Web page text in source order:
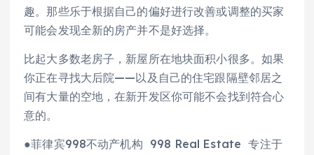
趣。那些乐于根据自己的偏好进行改善或调整的买家
可能会发现全新的房产并不是好选择。
比起大多数老房子，新屋所在地块面积小很多。如果
你正在寻找大后院——以及自己的住宅跟隔壁邻居之
间有大量的空地，在新开发区你可能不会找到符合心
意的。
●菲律宾998不动产机构 998 Real Estate 专注于